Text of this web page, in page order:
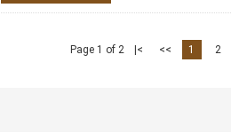
Page 1 of 2 |< << 1 2